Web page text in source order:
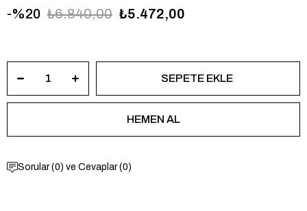
20 ₺6.840,00 ₺5.472,00
Sorular (0) ve Cevaplar (0)